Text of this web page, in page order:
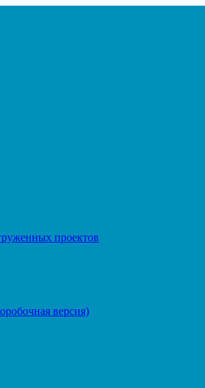
проектов
версия)